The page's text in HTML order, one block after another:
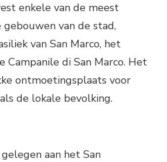
enkele van de meest
van de stad,
van San Marco, het
Campanile di San Marco. Het
ontmoetingsplaats voor
de lokale bevolking.
aan het San